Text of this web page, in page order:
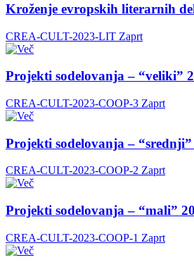
Kroženje evropskih literarnih
CREA-CULT-2023-LIT Zaprt
Projekti sodelovanja – “veliki”
CREA-CULT-2023-COOP-3 Zaprt
Projekti sodelovanja – “srednji”
CREA-CULT-2023-COOP-2 Zaprt
Projekti sodelovanja – “mali”
CREA-CULT-2023-COOP-1 Zaprt